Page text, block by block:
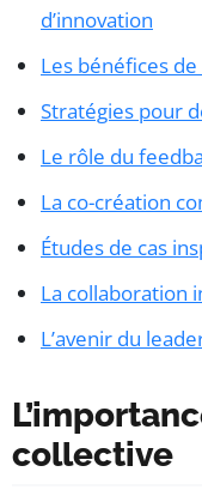
d’innovation
Les bénéfices
Stratégies pour
Le rôle du
La co-création
Études de cas
La collaboration
L’avenir du
collective